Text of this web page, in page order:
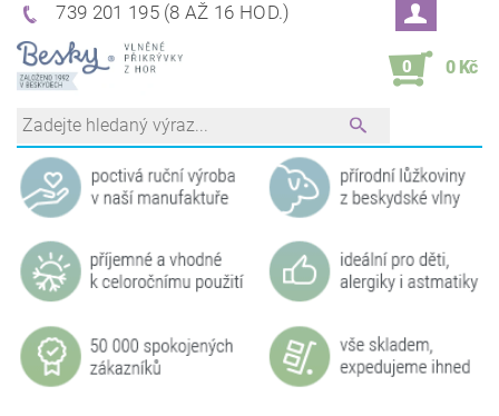
739 201 195 (8 AŽ 16 HOD.)
0 0 Kč